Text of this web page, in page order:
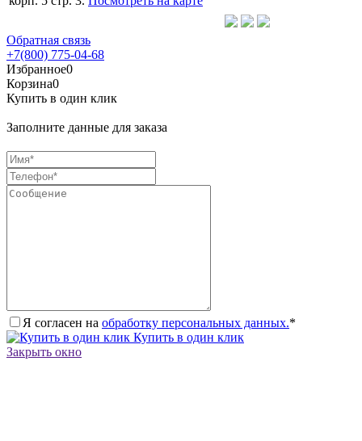
Обратная связь
+7(800) 775-04-68
Избранное0
Корзина0
Купить в один клик
Заполните данные для заказа
Я согласен на обработку персональных данных.*
Купить в один клик
Закрыть окно